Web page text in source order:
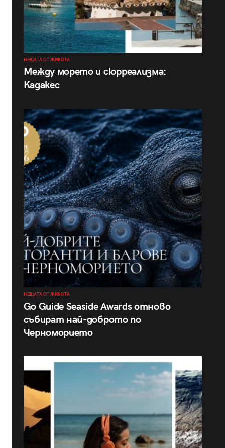
НЕЩАТА ОТ ЖИВОТА
Между морето и сюрреализма:
Кадакес
НЕЩАТА ОТ ЖИВОТА
Go Guide Seaside Awards отново
събират най-доброто по
Черноморието